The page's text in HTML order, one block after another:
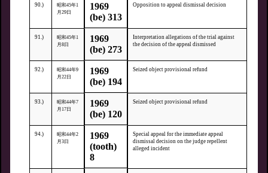
90.)
昭和45年1
月29日
1969
(be) 313
Opposition to appeal dismissal decision
91.)
昭和45年1
月8日
1969
(be) 273
Interpretation allegations of the trial against
the decision of the appeal dismissed
92.)
昭和44年9
月22日
1969
(be) 194
Seized object provisional refund
93.)
昭和44年7
月17日
1969
(be) 120
Seized object provisional refund
94.)
昭和44年2
月3日
1969
(tooth)
8
Special appeal for the immediate appeal
dismissal decision on the judge repellent
alleged incident